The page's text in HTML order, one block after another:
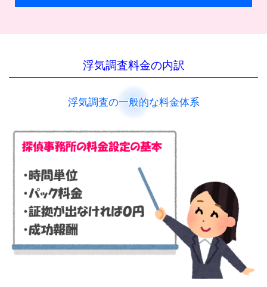
浮気調査料金の内訳
浮気調査の一般的な料金体系